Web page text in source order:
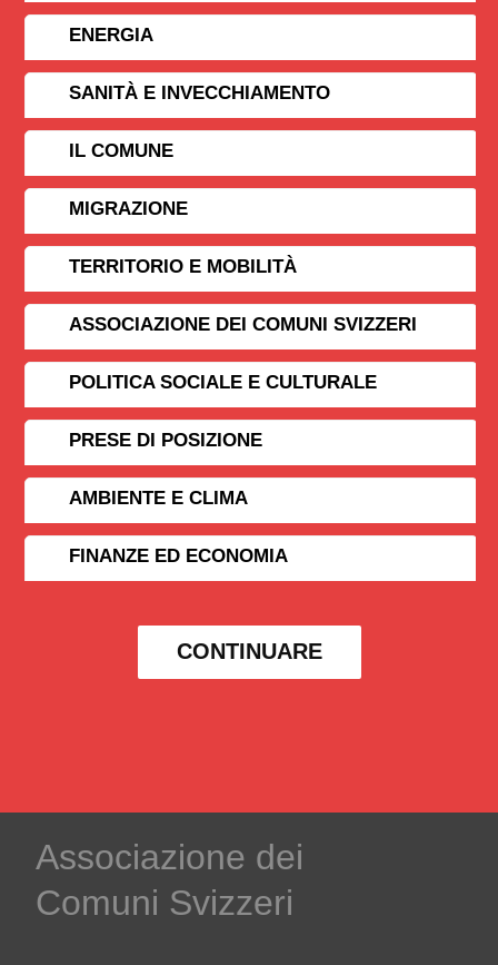
ENERGIA
SANITÀ E INVECCHIAMENTO
IL COMUNE
MIGRAZIONE
TERRITORIO E MOBILITÀ
ASSOCIAZIONE DEI COMUNI SVIZZERI
POLITICA SOCIALE E CULTURALE
PRESE DI POSIZIONE
AMBIENTE E CLIMA
FINANZE ED ECONOMIA
CONTINUARE
Associazione dei
Comuni Svizzeri